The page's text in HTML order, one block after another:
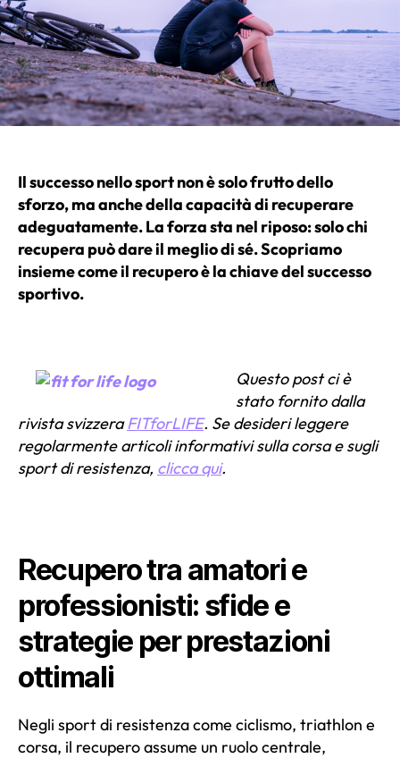
Il successo nello sport non è solo frutto dello
sforzo, ma anche della capacità di recuperare
adeguatamente. La forza sta nel riposo: solo chi
recupera può dare il meglio di sé. Scopriamo
insieme come il recupero è la chiave del successo
sportivo.
Questo post ci è
stato fornito dalla
rivista svizzeraFITforLIFE. Se desideri leggere
regolarmente articoli informativi sulla corsa e sugli
sport di resistenza, clicca qui.
Recupero tra amatori e
professionisti: sfide e
strategie per prestazioni
ottimali
Negli sport di resistenza come ciclismo, triathlon e
corsa, il recupero assume un ruolo centrale,